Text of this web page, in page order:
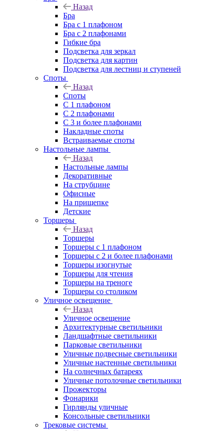
Назад
Бра
Бра с 1 плафоном
Бра с 2 плафонами
Гибкие бра
Подсветка для зеркал
Подсветка для картин
Подсветка для лестниц и ступеней
Споты
Назад
Споты
С 1 плафоном
С 2 плафонами
С 3 и более плафонами
Накладные споты
Встраиваемые споты
Настольные лампы
Назад
Настольные лампы
Декоративные
На струбцине
Офисные
На прищепке
Детские
Торшеры
Назад
Торшеры
Торшеры с 1 плафоном
Торшеры с 2 и более плафонами
Торшеры изогнутые
Торшеры для чтения
Торшеры на треноге
Торшеры со столиком
Уличное освещение
Назад
Уличное освещение
Архитектурные светильники
Ландшафтные светильники
Парковые светильники
Уличные подвесные светильники
Уличные настенные светильники
На солнечных батареях
Уличные потолочные светильники
Прожекторы
Фонарики
Гирлянды уличные
Консольные светильники
Трековые системы